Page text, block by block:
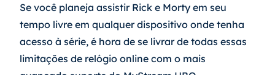
Se você planeja assistir Rick e Morty em seu
tempo livre em qualquer dispositivo onde tenha
acesso à série, é hora de se livrar de todas essas
limitações de relógio online com o mais